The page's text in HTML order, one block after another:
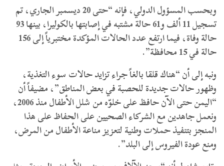
وبحسب المسؤول الدولي، فإنه “حتى 20 ديسمبر الجاري، تم
تسجيل 11 ألف و61 حالة مشتبه في إصابتها بالكوليرا، بينها 93
حالة وفاة، فيما ارتفع عدد الحالات المؤكدة مختبرياً إلى 156
حالة في 15 محافظة”.
ونبه إلى أن “هناك قلقا بالغاً جراء تزايد حالات سوء التغذية،
وظهور حالات جديدة للحصبة في بعض المناطق”، مضيفاً أن
“اليمن حتى الآن حافظ على خلوّه من شلل الأطفال منذ 2006،
ونعمل جاهدين مع الشركاء الصحيين على الحفاظ على هذا
المنجز بتنفيذ حملات وطنية لتعزيز مناعة الأطفال من المرض،
ومنع عودة الفيروس إلى البلد”.